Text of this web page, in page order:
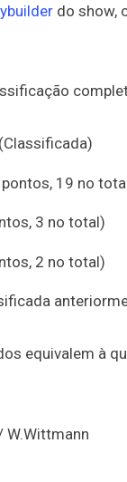
do show,
19 no
3 no total)
2 no total)
equivalem à
W.Wittmann